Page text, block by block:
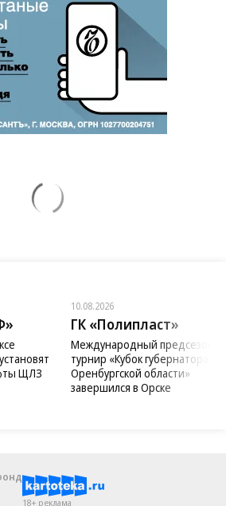
ЩЛЗ
10.08.2026
ГК «Полипласт»
Международный
турнир «Кубок губернатора
Оренбургской области»
завершился в Орске
18+ реклама